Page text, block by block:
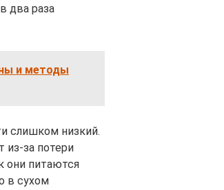
два раза
и методы
слишком низкий.
из-за потери
они питаются
в сухом